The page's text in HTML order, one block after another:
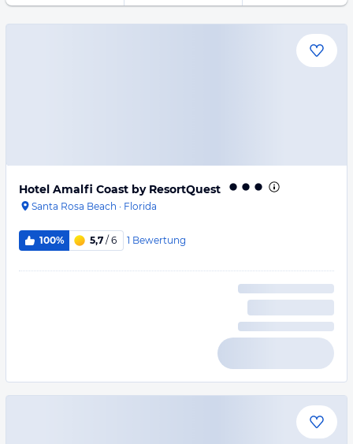
Hotel Amalfi Coast by ResortQuest
Santa Rosa Beach · Florida
100% 5,7 / 6 1 Bewertung